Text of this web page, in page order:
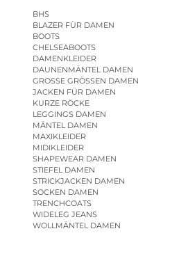
BHS
BLAZER FÜR DAMEN
BOOTS
CHELSEABOOTS
DAMENKLEIDER
DAUNENMÄNTEL DAMEN
GROSSE GRÖSSEN DAMEN
JACKEN FÜR DAMEN
KURZE RÖCKE
LEGGINGS DAMEN
MÄNTEL DAMEN
MAXIKLEIDER
MIDIKLEIDER
SHAPEWEAR DAMEN
STIEFEL DAMEN
STRICKJACKEN DAMEN
SOCKEN DAMEN
TRENCHCOATS
WIDELEG JEANS
WOLLMÄNTEL DAMEN